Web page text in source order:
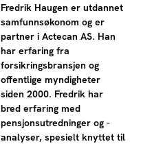
Fredrik Haugen er utdannet
samfunnsøkonom og er
partner i Actecan AS. Han
har erfaring fra
forsikringsbransjen og
offentlige myndigheter
siden 2000. Fredrik har
bred erfaring med
pensjonsutredninger og -
analyser, spesielt knyttet til